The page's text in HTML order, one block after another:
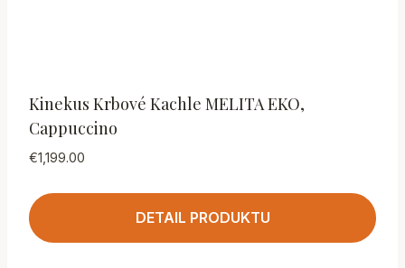
Kinekus Krbové Kachle MELITA EKO,
Cappuccino
€1,199.00
DETAIL PRODUKTU